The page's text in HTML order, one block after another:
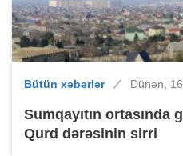
Bütün xəbərlər Dünən,
Sumqayıtın ortasında
Qurd dərəsinin sirri